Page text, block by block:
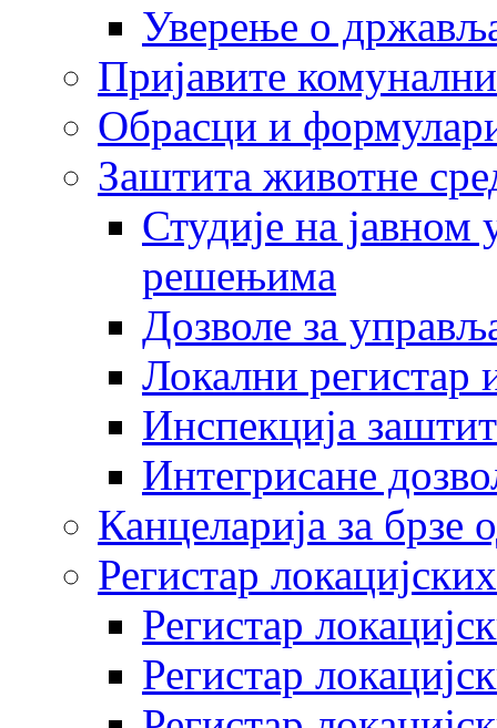
Уверење о
Пријавите
Обрасци и
Заштита животне
Студије на
решењима
Дозволе за
Локални регистар
Инспекција
Интегрисане
Канцеларија за брзе
Регистар
Регистар
Регистар